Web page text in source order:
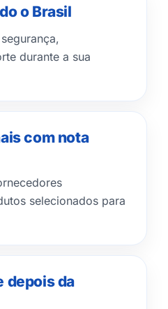
o Brasil
durante a sua
com nota
selecionados para
depois da